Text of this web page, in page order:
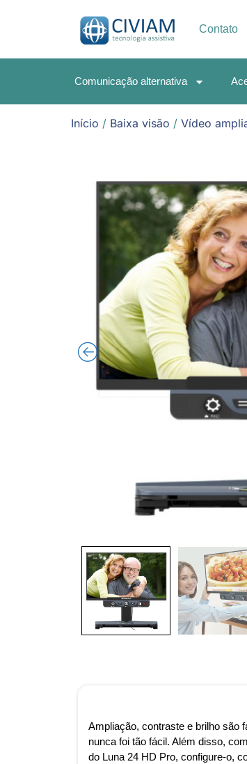
Contato
Comunicação alternativa
Início / Baixa visão / Vídeo
Ampliação, contraste e brilho são
nunca foi tão fácil. Além disso,
do Luna 24 HD Pro, configure-o,